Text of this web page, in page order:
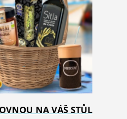
NA VÁŠ STŮL